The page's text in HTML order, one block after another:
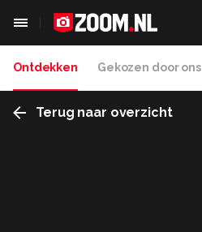
Ontdekken Gekozen door ons
Terug naar overzicht